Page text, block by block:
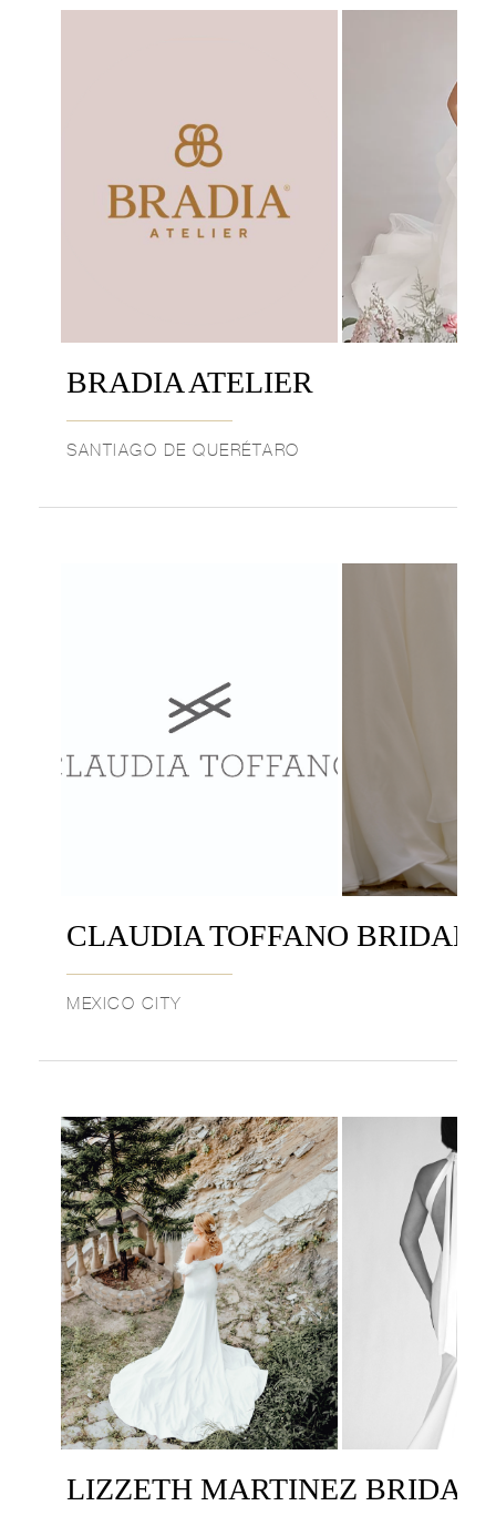
BRADIA ATELIER
SANTIAGO DE QUERÉTARO
CLAUDIA TOFFANO BRIDAL
MEXICO CITY
LIZZETH MARTINEZ BRIDAL